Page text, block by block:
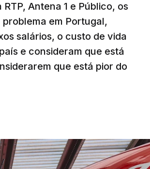
Antena 1 e Público, os
em Portugal,
salários, o custo de vida
e consideram que está
que está pior do